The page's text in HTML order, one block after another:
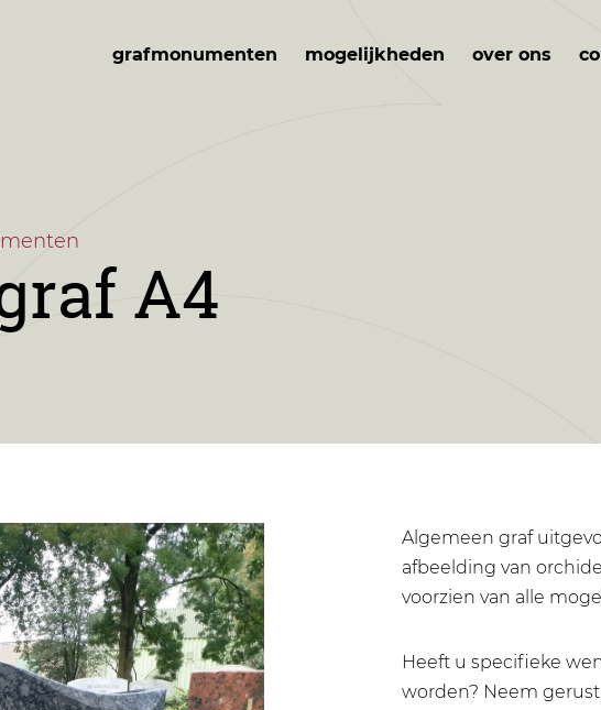
grafmonumenten mogelijkheden over ons
A4
Algemeen graf
afbeelding van
voorzien van alle
Heeft u specifieke
worden? Neem